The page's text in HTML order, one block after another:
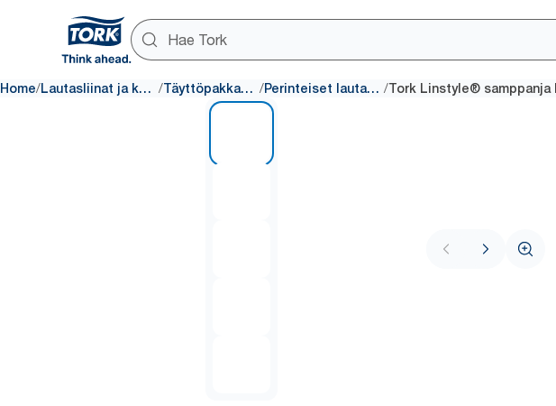
Home/ Lautasliinat ja kattaus / Täyttöpakkaukset / Perinteiset lautasliinat /